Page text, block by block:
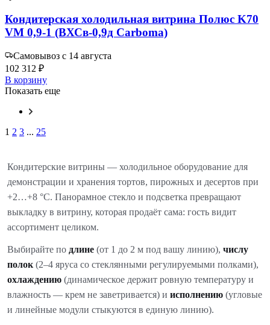
Кондитерская холодильная витрина Полюс K70
VM 0,9-1 (ВХСв-0,9д Carboma)
Самовывоз с 14 августа
102 312 ₽
В корзину
Показать еще
1 2 3 ... 25
Кондитерские витрины — холодильное оборудование для
демонстрации и хранения тортов, пирожных и десертов при
+2…+8 °C. Панорамное стекло и подсветка превращают
выкладку в витрину, которая продаёт сама: гость видит
ассортимент целиком.
Выбирайте по длине (от 1 до 2 м под вашу линию), числу
полок (2–4 яруса со стеклянными регулируемыми полками),
охлаждению (динамическое держит ровную температуру и
влажность — крем не заветривается) и исполнению (угловые
и линейные модули стыкуются в единую линию).